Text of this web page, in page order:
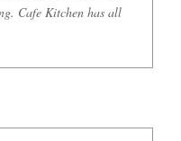
Cafe Kitchen has all